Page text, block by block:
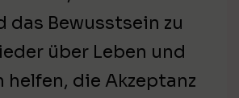
das Bewusstsein zu
über Leben und
helfen, die Akzeptanz